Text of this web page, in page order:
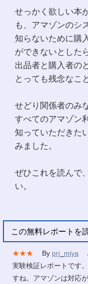
せっかく欲しい本
も、アマゾンのシ
知らないために購
ができないとした
出品者と購入者の
とっても残念なこ
せどり関係者のみ
すべてのアマゾン
知っていただきた
みました。
ぜひこれを読んで
い。
この無料レポートを
★★★ By prj_miya
実験検証レポートです
すね。アマゾンは対応